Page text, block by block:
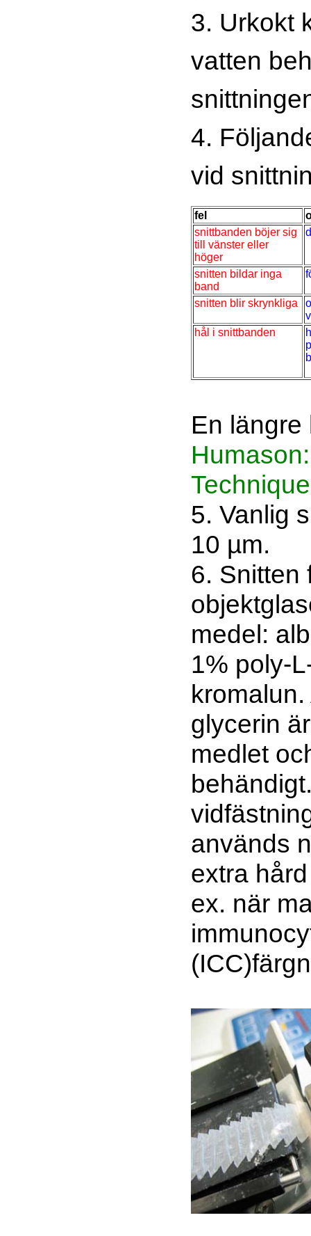
3. Urkokt
vatten
4.
vid
fel
snittbanden böjer sig
till vänster eller
höger
snitten bildar inga
band
snitten blir skrynkliga
hål i snittbanden
En
Technique
5. Vanlig
10 µm.
6. Snitten
medel:
1% poly-
glycerin
medlet
används
extra
ex. när